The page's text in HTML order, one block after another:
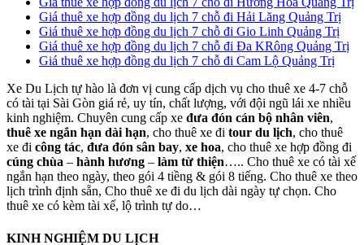
Giá thuê xe hợp đồng du lịch 7 chỗ đi Hải Lăng Quảng Trị
Giá thuê xe hợp đồng du lịch 7 chỗ đi Gio Linh Quảng Trị
Giá thuê xe hợp đồng du lịch 7 chỗ đi Đa KRông Quảng Trị
Giá thuê xe hợp đồng du lịch 7 chỗ đi Cam Lộ Quảng Trị
Xe Du Lịch tự hào là đơn vị cung cấp dịch vụ cho thuê xe 4-7 chỗ
có tài tại Sài Gòn giá rẻ, uy tín, chất lượng, với đội ngũ lái xe nhiều
kinh nghiệm. Chuyên cung cấp xe đưa đón cán bộ nhân viên,
thuê xe ngắn hạn dài hạn, cho thuê xe đi tour du lịch, cho thuê
xe đi công tác, đưa đón sân bay, xe hoa, cho thuê xe hợp đồng đi
cúng chùa – hành hương – làm từ thiện….. Cho thuê xe có tài xế
ngắn hạn theo ngày, theo gói 4 tiềng & gói 8 tiếng. Cho thuê xe theo
lịch trình định sẵn, Cho thuê xe đi du lịch dài ngày tự chọn. Cho
thuê xe có kèm tài xế, lộ trình tự do…
KINH NGHIỆM DU LỊCH